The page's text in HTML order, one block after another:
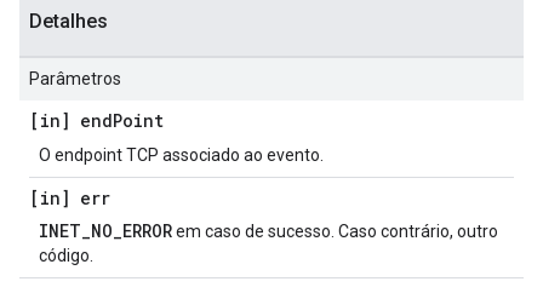
Detalhes
Parâmetros
[in] endPoint
O endpoint TCP associado ao evento.
[in] err
INET_NO_ERRORem caso de sucesso. Caso contrário, outro
código.